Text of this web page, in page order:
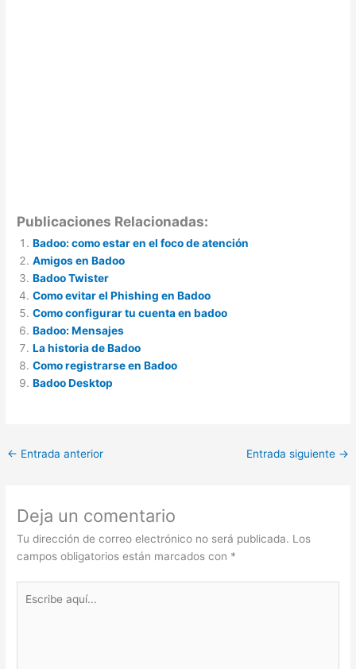
Publicaciones Relacionadas:
Badoo: como estar en el foco de atención
Amigos en Badoo
Badoo Twister
Como evitar el Phishing en Badoo
Como configurar tu cuenta en badoo
Badoo: Mensajes
La historia de Badoo
Como registrarse en Badoo
Badoo Desktop
← Entrada anterior Entrada siguiente →
Deja un comentario
Tu dirección de correo electrónico no será publicada. Los
campos obligatorios están marcados con *
aquí...